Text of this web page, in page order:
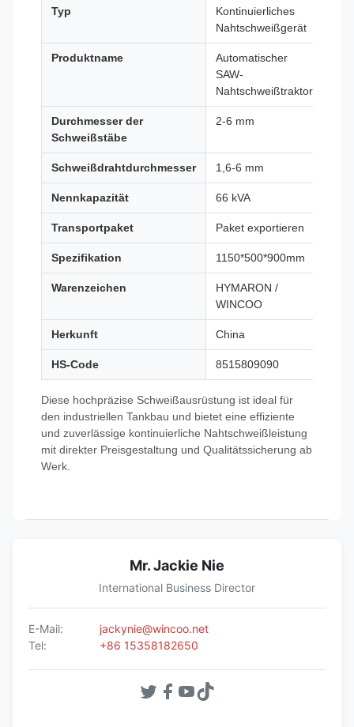
Typ
Kontinuierliches
Nahtschweißgerät
Produktname
Automatischer
SAW-
Nahtschweißtraktor
Durchmesser der
Schweißstäbe
2-6 mm
Schweißdrahtdurchmesser 1,6-6 mm
Nennkapazität 66 kVA
Transportpaket Paket exportieren
Spezifikation 1150*500*900mm
Warenzeichen
HYMARON /
WINCOO
Herkunft China
HS-Code 8515809090
Diese hochpräzise Schweißausrüstung ist ideal für
den industriellen Tankbau und bietet eine effiziente
und zuverlässige kontinuierliche Nahtschweißleistung
mit direkter Preisgestaltung und Qualitätssicherung ab
Werk.
Mr. Jackie Nie
International Business Director
E-Mail:
jackynie@wincoo.net
Tel:
+86 15358182650